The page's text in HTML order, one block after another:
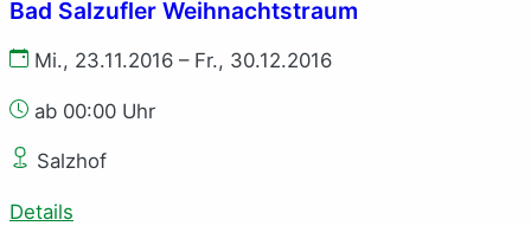
Bad Salzufler Weihnachtstraum
Mi., 23.11.2016 – Fr., 30.12.2016
ab 00:00 Uhr
Salzhof
Details